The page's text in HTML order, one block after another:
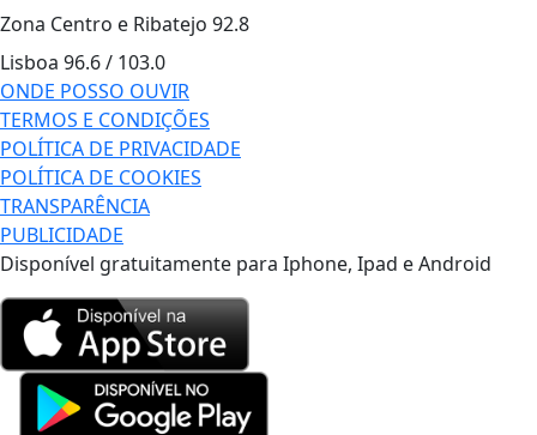
Zona Centro e Ribatejo 92.8
Lisboa 96.6 / 103.0
ONDE POSSO OUVIR
TERMOS E CONDIÇÕES
POLÍTICA DE PRIVACIDADE
POLÍTICA DE COOKIES
TRANSPARÊNCIA
PUBLICIDADE
Disponível gratuitamente para Iphone, Ipad e Android